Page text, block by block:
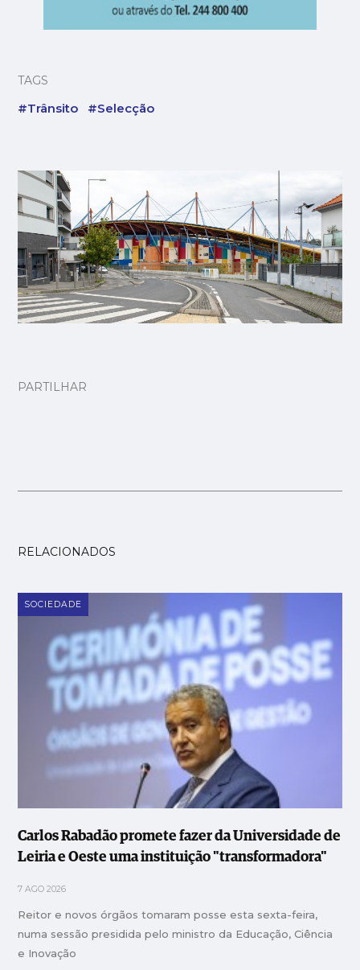
TAGS
#Trânsito #Selecção
PARTILHAR
RELACIONADOS
SOCIEDADE
Carlos Rabadão promete fazer da Universidade de
Leiria e Oeste uma instituição "transformadora"
7 AGO 2026
Reitor e novos órgãos tomaram posse esta sexta-feira,
numa sessão presidida pelo ministro da Educação, Ciência
e Inovação